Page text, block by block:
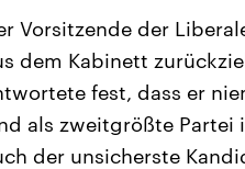
Vorsitzende der
dem Kabinett
fest, dass er
als zweitgrößte Partei
der unsicherste